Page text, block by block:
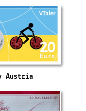
Austria